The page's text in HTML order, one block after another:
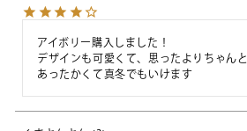
アイボリー購入しました！
デザインも可愛くて、思ったよりちゃんと
あったかくて真冬でもいけます